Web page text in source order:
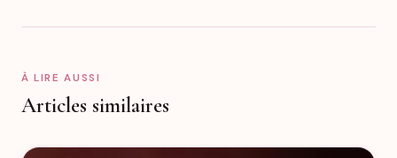
À LIRE AUSSI
Articles similaires